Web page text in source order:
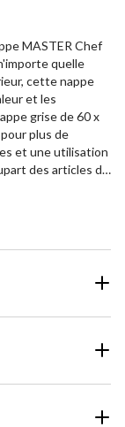
MASTER Chef
quelle
cette nappe
et les
grise de 60 x
plus de
et une utilisation
des articles de